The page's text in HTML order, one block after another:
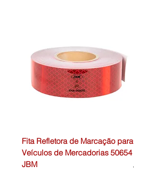
Fita Refletora de Marcação para
Veículos de Mercadorias 50654
JBM
Preço
45,00 €